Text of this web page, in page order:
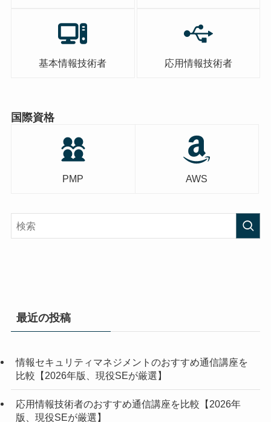
基本情報技術者 応用情報技術者
国際資格
PMP AWS
最近の投稿
情報セキュリティマネジメントのおすすめ通信講座を
比較【2026年版、現役SEが厳選】
応用情報技術者のおすすめ通信講座を比較【2026年
版、現役SEが厳選】